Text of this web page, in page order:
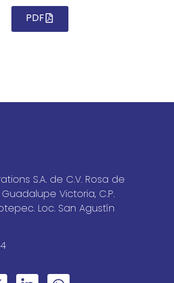
PDF
S.A. de C.V. Rosa de
Victoria, C.P.
Loc. San Agustín